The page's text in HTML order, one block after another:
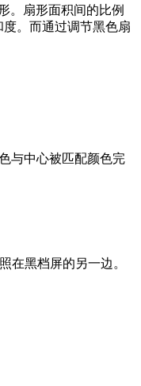
。扇形面积间的比例
。而通过调节黑色扇
与中心被匹配颜色完
在黑档屏的另一边。